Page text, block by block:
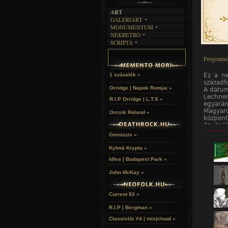
Ez a
A
Az
igazán.
Séták,
nem
sétát,
ART
GALERIART
ARTGALERI
KÉPREGÉNYEK
LAKÁSKULTS
MONUMENTUM
TEMETŐK
TEMPLOMOK
HELYEK
NEKRETRO
SZUBKULT
RELIKVIÁK
SCRIPTA
NOVELLÁK
HALÁLTÁNC
1 százalék »
Orridge | Napok Romjai »
R.I.P Orridge | L.T.S »
Orcsik Roland »
Omniozis »
Kylmä Krypta »
Idles | Budapest Park »
John McKay »
Current 93 »
R.I.P | Bergman »
ClassicUs #4 | mix|cloud »